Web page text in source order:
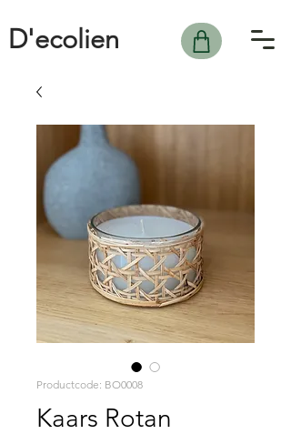
D'ecolien
Productcode: BO0008
Kaars Rotan